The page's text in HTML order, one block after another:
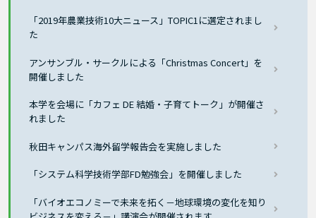
「2019年農業技術10大ニュース」TOPIC1に選定されまし
た
アンサンブル・サークルによる「Christmas Concert」を
開催しました
本学を会場に「カフェ DE 結婚・子育てトーク」が開催さ
れました
秋田キャンパス海外留学報告会を実施しました
「システム科学技術学部FD勉強会」を開催しました
「バイオエコノミーで未来を拓く－地球環境の変化を知り